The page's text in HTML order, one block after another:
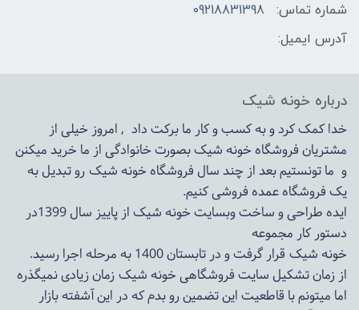
شماره تماس:
09218831398
آدرس ایمیل:
درباره خونه شیک
خدا کمک کرد و به کسب و کار ما برکت داد , امروز خیلی از
مشتریان فروشگاه خونه شیک بصورت خانوادگی از ما خرید میکنن
و ما تونستیم بعد از چند سال فروشگاهخونه شیکرو تبدیل به
یک فروشگاه عمده فروشی کنیم.
ایده طراحی و ساخت وبسایت خونه شیک از پاییز سال 1399در
دستور کار مجموعه
خونه شیک قرار گرفت و در تابستان 1400 به مرحله اجرا رسید.
از زمان تشکیل سایت فروشگاهیخونه شیکزمان زیادی نمیگذره
اما میتونم با قاطعیت این تضمین رو بدم که در این آشفته بازار